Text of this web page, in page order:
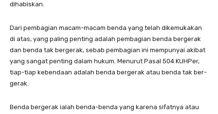
dihabiskan.
Dari pembagian macam-macam benda yang telah dikemuka­kan
di atas, yang paling penting adalah pembagian benda bergerak
dan benda tak bergerak, sebab pembagian ini mempunyai akibat
yang sangat penting dalam hukum. Menurut Pasal 504 KUHPer,
tiap-tiap kebendaan adalah benda bergerak atau benda tak ber­
gerak.
Benda bergerak ialah benda-benda yang karena sifatnya atau